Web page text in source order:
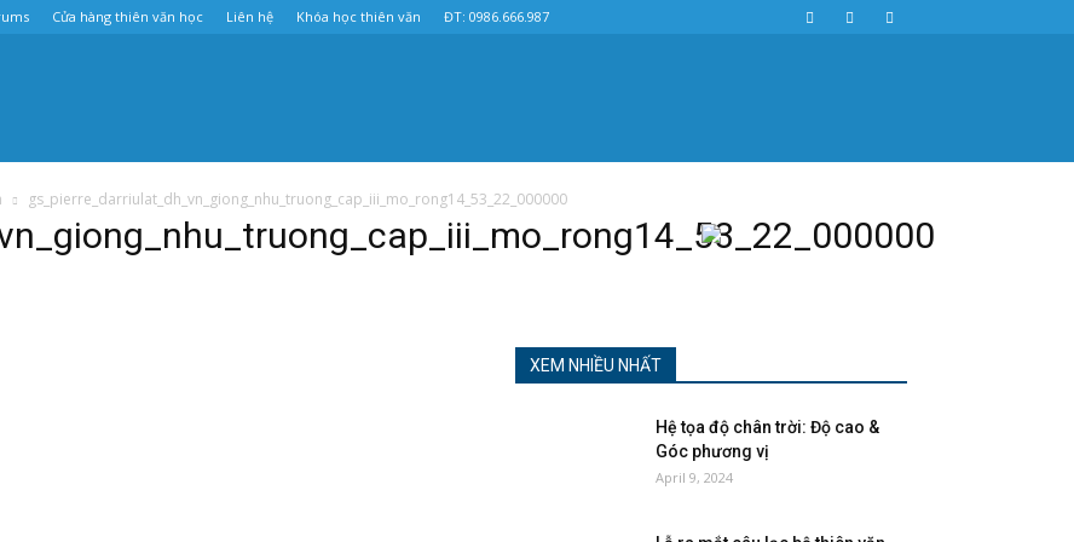
Cửa hàng thiên văn học Liên hệ Khóa học thiên văn ĐT: 0986.666.987
gs_pierre_darriulat_dh_vn_giong_nhu_truong_cap_iii_mo_rong14_53_22_000000
XEM NHIỀU NHẤT
Hệ tọa độ chân trời: Độ cao &
Góc phương vị
April 9, 2024